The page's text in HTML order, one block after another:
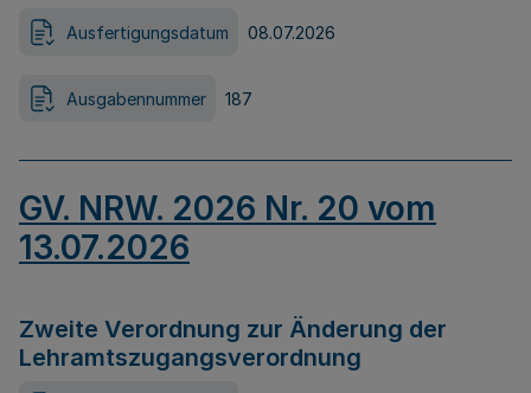
Ausfertigungsdatum 08.07.2026
Ausgabennummer 187
GV. NRW. 2026 Nr. 20 vom
13.07.2026
Zweite Verordnung zur Änderung der
Lehramtszugangsverordnung